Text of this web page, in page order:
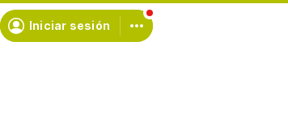
Iniciar sesión